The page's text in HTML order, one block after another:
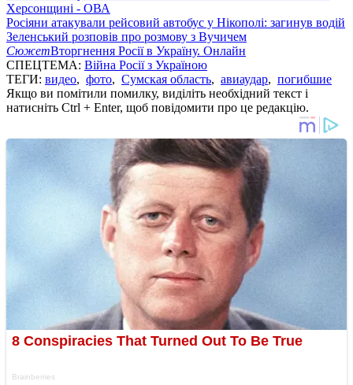
Херсонщині - ОВА
Росіяни атакували рейсовий автобус у Нікополі: загинув водій
Зеленський розповів про розмову з Вучичем
СюжетВторгнення Росії в Україну. Онлайн
СПЕЦТЕМА: Війна Росії з Україною
ТЕГИ: видео, фото, Сумская область, авиаудар, погибшие
Якщо ви помітили помилку, виділіть необхідний текст і
натисніть Ctrl + Enter, щоб повідомити про це редакцію.